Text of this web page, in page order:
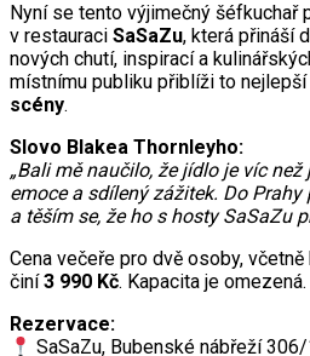
Nyní se tento výjimečný šéfkuchař
v restauraci SaSaZu, která přináší
nových chutí, inspirací a
místnímu publiku přiblíži to nejlepší
scény.
Slovo Blakea Thornleyho:
„Bali mě naučilo, že jídlo je víc
emoce a sdílený zážitek. Do
a těším se, že ho s hosty SaSaZu
Cena večeře pro dvě osoby,
činí3 990 Kč. Kapacita je omezená.
Rezervace:
SaSaZu, Bubenské nábřeží